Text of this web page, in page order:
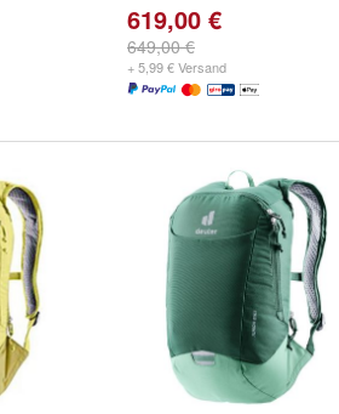
619,00 €
649,00 €
+ 5,99 € Versand